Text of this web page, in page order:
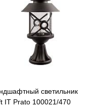
светильник
IT Prato 100021/470